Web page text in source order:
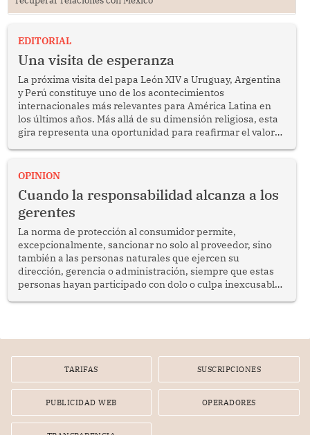
EDITORIAL
Una visita de esperanza
La próxima visita del papa León XIV a Uruguay, Argentina
y Perú constituye uno de los acontecimientos
internacionales más relevantes para América Latina en
los últimos años. Más allá de su dimensión religiosa, esta
gira representa una oportunidad para reafirmar el valor
enfrenta desafíos en materia de desarrollo, cohesión
OPINION
Cuando la responsabilidad alcanza a los
gerentes
La norma de protección al consumidor permite,
excepcionalmente, sancionar no solo al proveedor, sino
también a las personas naturales que ejercen su
dirección, gerencia o administración, siempre que estas
personas hayan participado con dolo o culpa inexcusable
por la frustrada realización de un meet and greet con
TARIFAS SUSCRIPCIONES
PUBLICIDAD WEB OPERADORES